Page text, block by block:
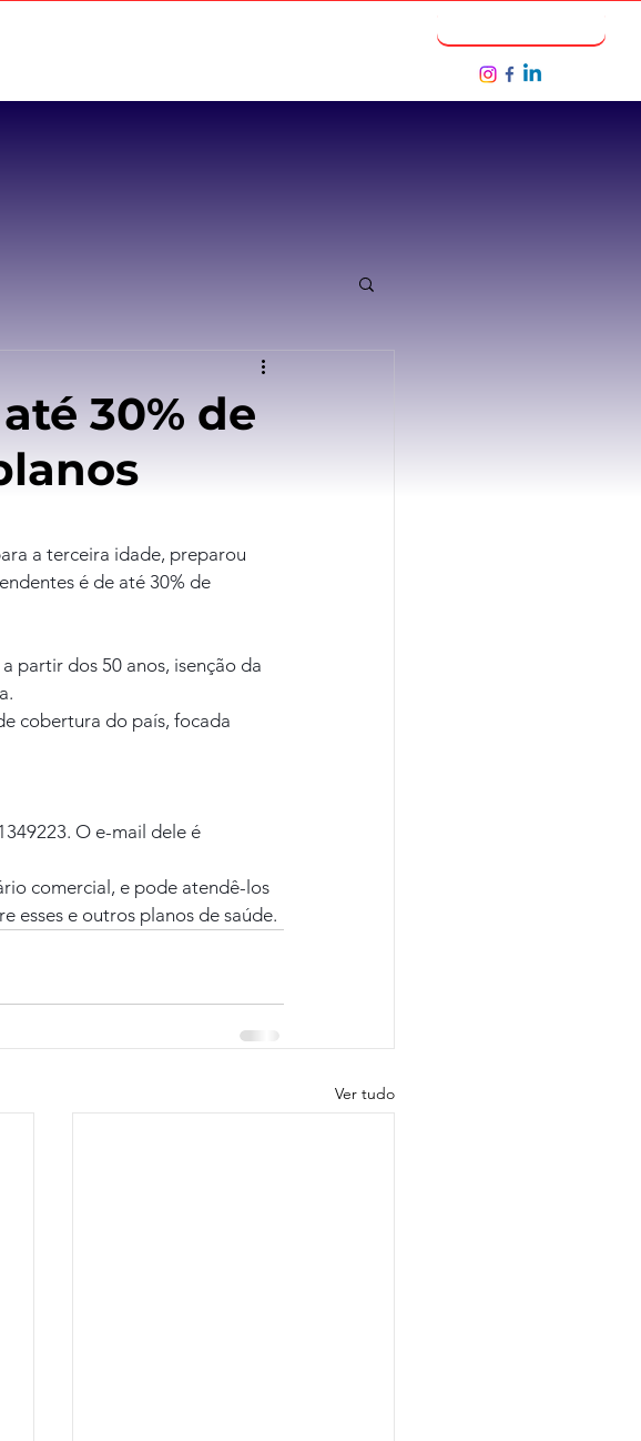
30% de
a terceira idade, preparou
é de até 30% de
partir dos 50 anos, isenção da
cobertura do país, focada
O e-mail dele é
comercial, e pode atendê-los
esses e outros planos de saúde.
Ver tudo